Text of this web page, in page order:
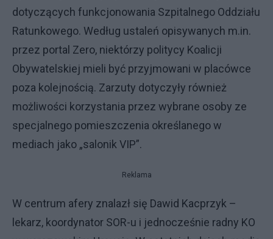
dotyczących funkcjonowania Szpitalnego Oddziału
Ratunkowego. Według ustaleń opisywanych m.in.
przez portal Zero, niektórzy politycy Koalicji
Obywatelskiej mieli być przyjmowani w placówce
poza kolejnością. Zarzuty dotyczyły również
możliwości korzystania przez wybrane osoby ze
specjalnego pomieszczenia określanego w
mediach jako „salonik VIP”.
Reklama
W centrum afery znalazł się Dawid Kacprzyk –
lekarz, koordynator SOR-u i jednocześnie radny KO